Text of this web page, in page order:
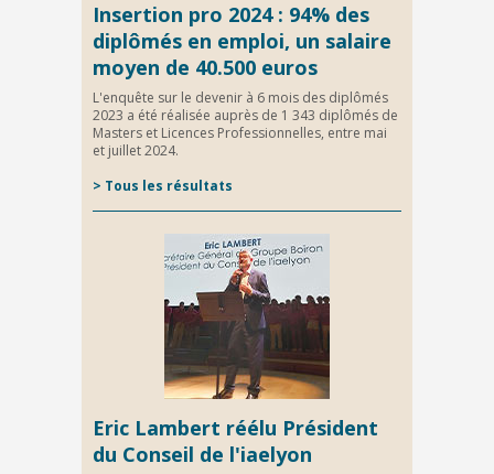
Insertion pro 2024 : 94% des
diplômés en emploi, un salaire
moyen de 40.500 euros
L'enquête sur le devenir à 6 mois des diplômés
2023 a été réalisée auprès de 1 343 diplômés de
Masters et Licences Professionnelles, entre mai
et juillet 2024.
> Tous les résultats
Eric Lambert réélu Président
du Conseil de l'iaelyon